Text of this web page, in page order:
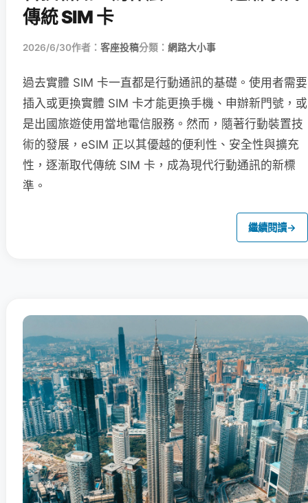
傳統 SIM 卡
2026/6/30作者： 客座投稿分類： 網路大小事
過去實體 SIM 卡一直都是行動通訊的基礎。使用者需要
插入或更換實體 SIM 卡才能更換手機、申辦新門號，或
是出國旅遊使用當地電信服務。然而，隨著行動裝置技
術的發展，eSIM 正以其優越的便利性、安全性與擴充
性，逐漸取代傳統 SIM 卡，成為現代行動通訊的新標
準。
繼續閱讀→